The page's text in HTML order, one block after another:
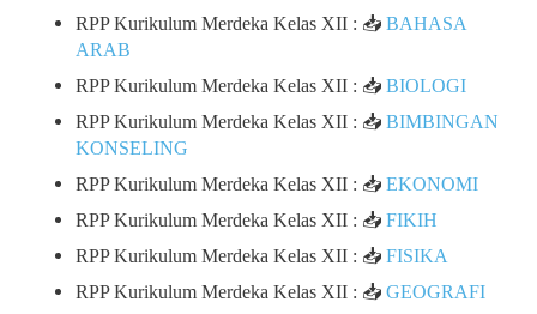
RPP Kurikulum Merdeka Kelas XII : 📥 BAHASA
ARAB
RPP Kurikulum Merdeka Kelas XII : 📥 BIOLOGI
RPP Kurikulum Merdeka Kelas XII : 📥 BIMBINGAN
KONSELING
RPP Kurikulum Merdeka Kelas XII : 📥 EKONOMI
RPP Kurikulum Merdeka Kelas XII : 📥 FIKIH
RPP Kurikulum Merdeka Kelas XII : 📥 FISIKA
RPP Kurikulum Merdeka Kelas XII : 📥 GEOGRAFI